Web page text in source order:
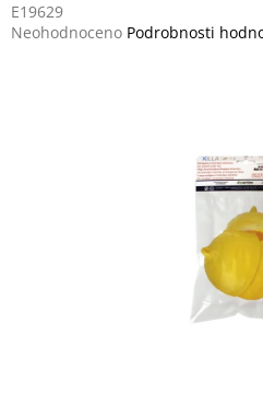
E19629
Průměrné
Neohodnoceno Podrobnosti